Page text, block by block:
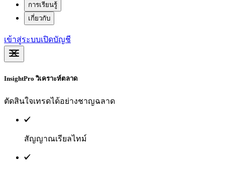
การเรียนรู้
เกี่ยวกับ
เข้าสู่ระบบเปิดบัญชี
InsightPro วิเคราะห์ตลาด
ตัดสินใจเทรดได้อย่างชาญฉลาด
สัญญาณเรียลไทม์